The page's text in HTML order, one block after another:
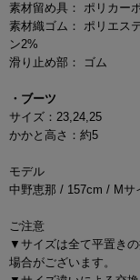
素材留め具： ポリカー
素材織ゴム： ポリエス
ン2%
滑り止め部： ゴム
・ブーツ
サイズ：23,24,25
かかと高さ：約5
モデル
中野恵那 / 157cm / Mサ
ご注意
▼サイズは全て平置き
場合がございます。